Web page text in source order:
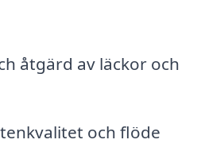
åtgärd av läckor och
och flöde